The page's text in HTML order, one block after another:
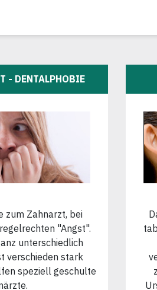
- DENTALPHOBIE
zum Zahnarzt, bei
"Angst".
unterschiedlich
verschieden stark
speziell geschulte